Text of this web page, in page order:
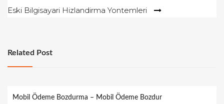
Eski Bilgisayari Hizlandirma Yontemleri
Related Post
Mobil Ödeme Bozdurma – Mobil Ödeme Bozdur